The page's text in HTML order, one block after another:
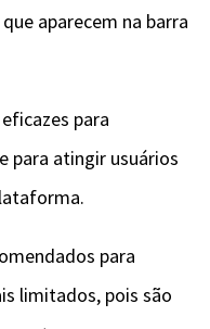
aparecem na barra
para
para atingir usuários
para
limitados, pois são